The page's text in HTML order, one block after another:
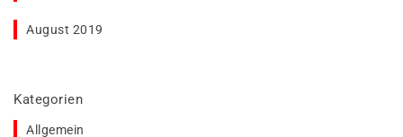
August 2019
Kategorien
Allgemein